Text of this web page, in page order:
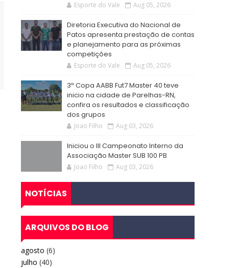
Esporte do Vale Aug 05, 2026
Diretoria Executiva do Nacional de
Patos apresenta prestação de contas
e planejamento para as próximas
competições
Esporte do Vale Aug 05, 2026
3ª Copa AABB Fut7 Master 40 teve
inicio na cidade de Parelhas-RN,
confira os resultados e classificação
dos grupos
Joao Filho Aug 03, 2026
Iniciou o III Campeonato Interno da
Associação Master SUB 100 PB
Joao Filho Aug 03, 2026
NOTÍCIAS
ARQUIVOS DO BLOG
agosto (6)
julho (40)